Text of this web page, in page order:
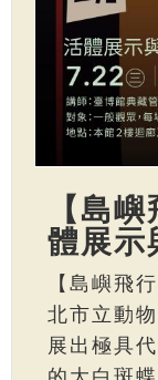
【島
體展示
【島嶼飛
北市立動
展出極具